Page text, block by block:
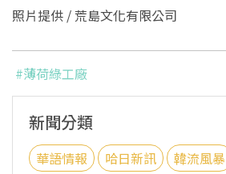
照片提供 / 荒島文化有限公司
#薄荷綠工廠
新聞分類
華語情報 哈日新訊 韓流風暴